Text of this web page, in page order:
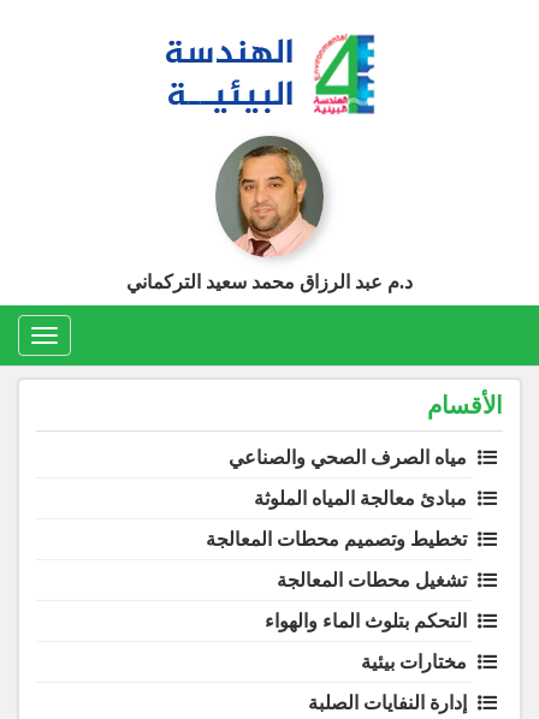
د.م عبد الرزاق محمد سعيد التركماني
الأقسام
مياه الصرف الصحي والصناعي
مبادئ معالجة المياه الملوثة
تخطيط وتصميم محطات المعالجة
تشغيل محطات المعالجة
التحكم بتلوث الماء والهواء
مختارات بيئية
إدارة النفايات الصلبة